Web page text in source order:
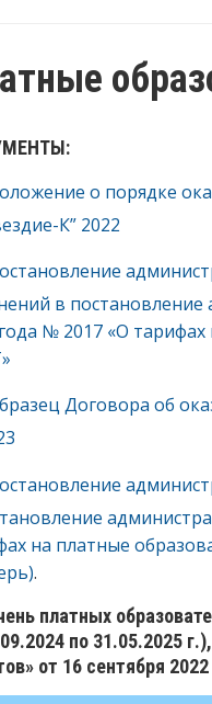
о порядке
К” 2022
в постановление
№ 2017 «О
Договора об
на платные
.
платных
по 31.05.2025
от 16 сентября